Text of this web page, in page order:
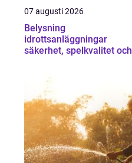
07 augusti 2026
Belysning
idrottsanläggningar
säkerhet, spelkvalitet och